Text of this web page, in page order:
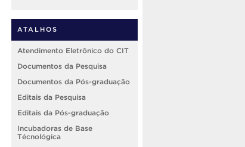
ATALHOS
Atendimento Eletrônico do CIT
Documentos da Pesquisa
Documentos da Pós-graduação
Editais da Pesquisa
Editais da Pós-graduação
Incubadoras de Base
Técnológica